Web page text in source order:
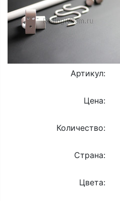
Артикул:
Цена:
Количество:
Страна:
Цвета: